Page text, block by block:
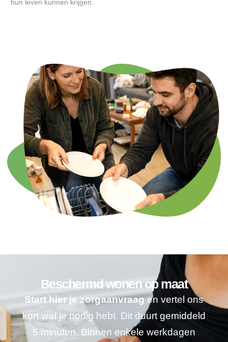
hun leven kunnen krijgen.
Beschermd wonen op maat
Start hier je zorgaanvraagen vertel ons
kort wat je nodig hebt. Dit duurt gemiddeld
5 minuten. Binnen enkele werkdagen